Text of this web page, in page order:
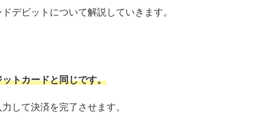
デビットについて解説していきます。
トカードと同じです。
して決済を完了させます。